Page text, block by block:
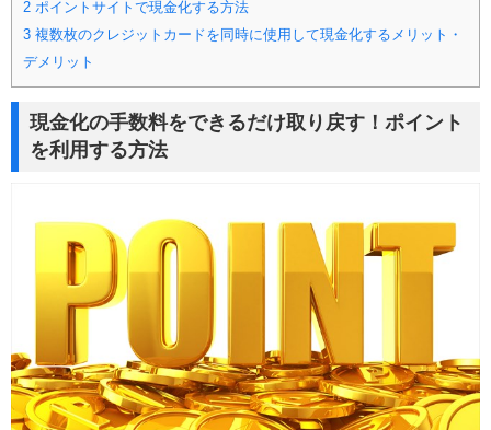
2 ポイントサイトで現金化する方法
3 複数枚のクレジットカードを同時に使用して現金化するメリット・
デメリット
現金化の手数料をできるだけ取り戻す！ポイント
を利用する方法